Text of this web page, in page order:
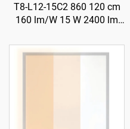
T8-L12-15C2 860 120 cm
160 lm/W 15 W 2400 lm